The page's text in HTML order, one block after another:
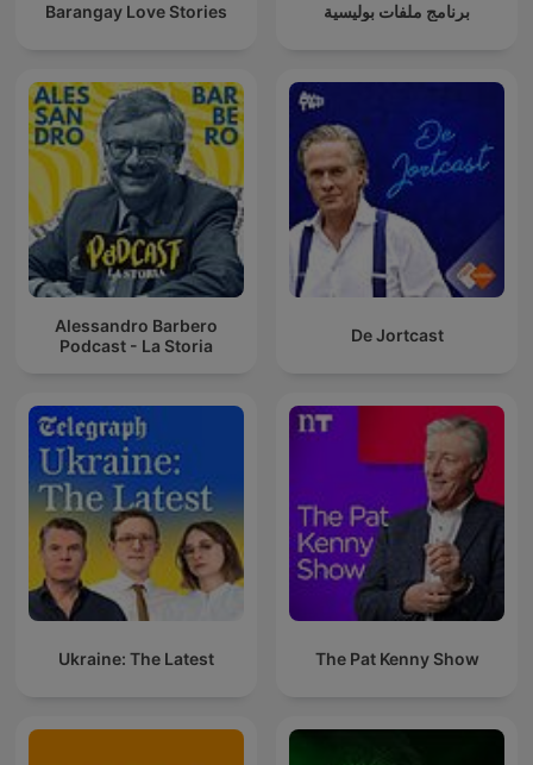
Barangay Love Stories برنامج ملفات بوليسية
Alessandro Barbero
Podcast - La Storia
De Jortcast
Ukraine: The Latest The Pat Kenny Show